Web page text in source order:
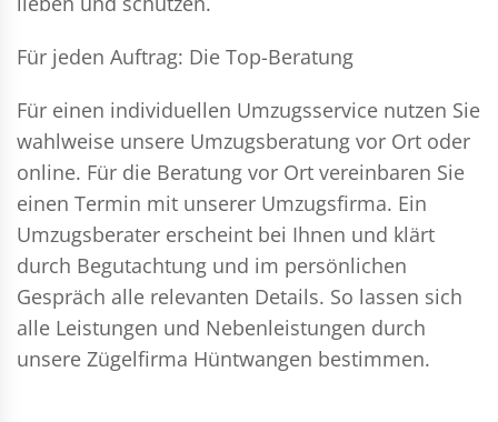
Für jeden Auftrag: Die Top-Beratung
Für einen individuellen Umzugsservice nutzen Sie
wahlweise unsere Umzugsberatung vor Ort oder
online. Für die Beratung vor Ort vereinbaren Sie
einen Termin mit unserer Umzugsfirma. Ein
Umzugsberater erscheint bei Ihnen und klärt
durch Begutachtung und im persönlichen
Gespräch alle relevanten Details. So lassen sich
alle Leistungen und Nebenleistungen durch
unsere Zügelfirma Hüntwangen bestimmen.